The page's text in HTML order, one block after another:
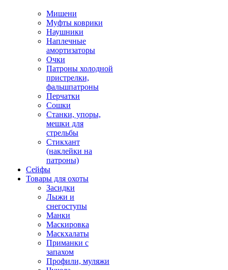
Мишени
Муфты коврики
Наушники
Наплечные
амортизаторы
Очки
Патроны холодной
пристрелки,
фальшпатроны
Перчатки
Сошки
Станки, упоры,
мешки для
стрельбы
Стикхант
(наклейки на
патроны)
Сейфы
Товары для охоты
Засидки
Лыжи и
снегоступы
Манки
Маскировка
Маскхалаты
Приманки с
запахом
Профили, муляжи